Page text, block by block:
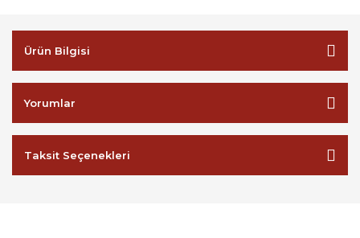
Ürün Bilgisi
Yorumlar
Taksit Seçenekleri